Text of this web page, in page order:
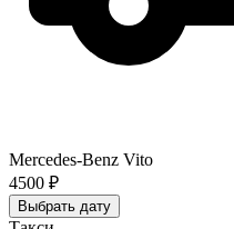
Mercedes-Benz Vito
4500 ₽
Выбрать дату